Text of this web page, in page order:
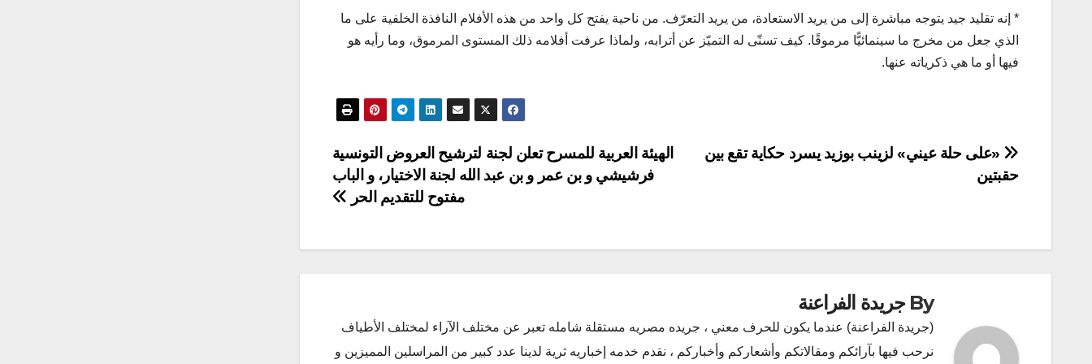
* إنه تقليد جيد يتوجه مباشرة إلى من يريد الاستعادة، من يريد التعرّف. من ناحية يفتح كل واحد من هذه الأفلام النافذة الخلفية على ما
الذي جعل من مخرج ما سينمائيًّا مرموقًا. كيف تسنّى له التميّز عن أترابه، ولماذا عرفت أفلامه ذلك المستوى المرموق، وما رأيه هو
فيها أو ما هي ذكرياته عنها.
تصفّح
المقالات
الهيئة العربية للمسرح تعلن لجنة لترشيح العروض التونسية
فرشيشي و بن عمر و بن عبد الله لجنة الاختيار، و الباب
مفتوح للتقديم الحر
«على حلة عيني» لزينب بوزيد يسرد حكاية تقع بين
حقبتين
By جريدة الفراعنة
(جريدة الفراعنة) عندما يكون للحرف معني ، جريده مصريه مستقلة شامله تعبر عن مختلف الآراء لمختلف الأطياف
نرحب فيها بآرائكم ومقالاتكم وأشعاركم وأخباركم ، نقدم خدمه إخباريه ثرية لدينا عدد كبير من المراسلين المميزين و